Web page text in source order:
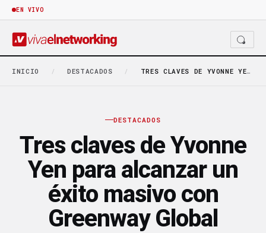
EN VIVO
INICIO / DESTACADOS / TRES CLAVES DE YVONNE YEN PARA ALCANZAR UN…
DESTACADOS
Tres claves de Yvonne
Yen para alcanzar un
éxito masivo con
Greenway Global